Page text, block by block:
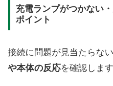
充電ランプがつかない
ポイント
接続に問題が見当たらな
や本体の反応を確認します